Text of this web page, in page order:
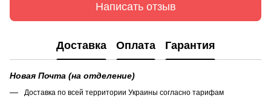
Написать отзыв
Доставка Оплата Гарантия
Новая Почта (на отделение)
Доставка по всей территории Украины согласно тарифам